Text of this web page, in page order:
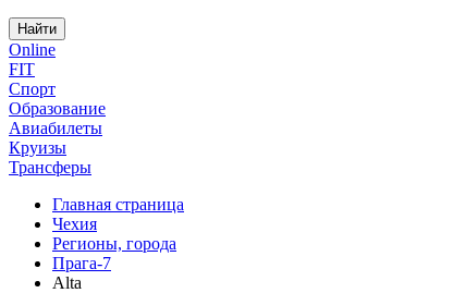
Найти
Online
FIT
Спорт
Образование
Авиабилеты
Круизы
Трансферы
Главная страница
Чехия
Регионы, города
Прага-7
Alta